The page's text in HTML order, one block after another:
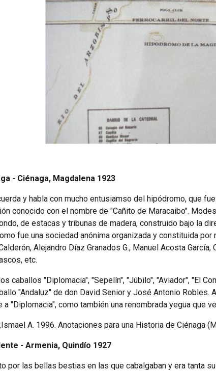
- Ciénaga, Magdalena 1923
y habla con mucho entusiamso del hipódromo, que
conocido con el nombre de "Cañito de Maracaibo".
de estacas y tribunas de madera, construido bajo la
fue una sociedad anónima organizada y constituida
Alejandro Díaz Granados G., Manuel Acosta
etc.
caballos "Diplomacia", "Sepelín", "Júbilo", "Aviador", "El
"Andaluz" de don David Senior y José Antonio Robles.
a "Diplomacia", como también una renombrada yegua que
A. 1996. Anotaciones para una Historia de Ciénaga
- Armenia, Quindío 1927
por las bellas bestias en las que cabalgaban y era tanta